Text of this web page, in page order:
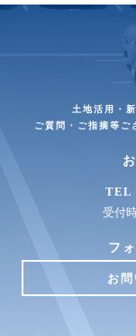
土地活用・
ご質問・ご指摘等ご
TEL
受付
フ
お